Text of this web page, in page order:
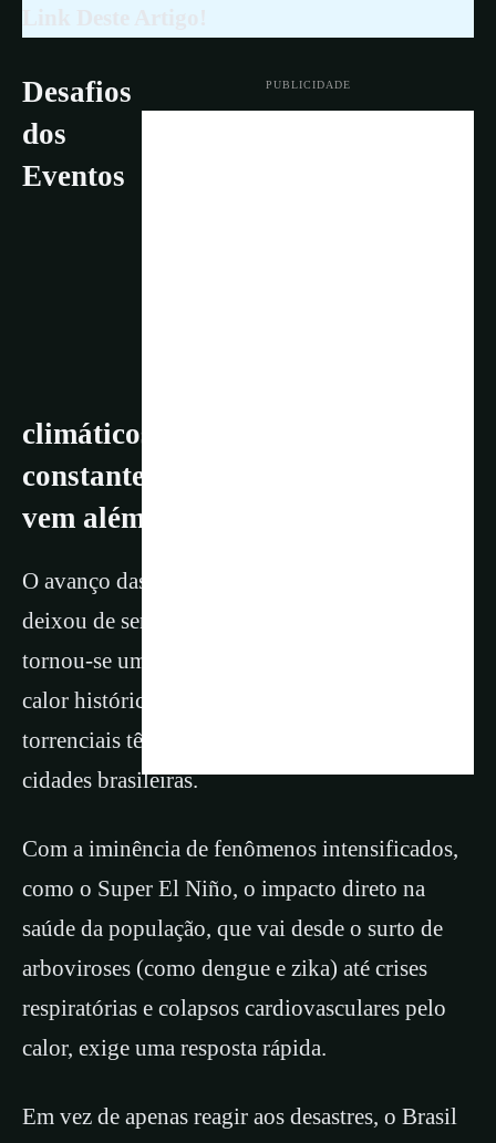
PUBLICIDADE
Desafios
dos
Eventos
climáticos Extremos são uma
constante: Super El Niño e o que
vem além dele
O avanço das mudanças climáticas globais
deixou de ser uma previsão para o futuro e
tornou-se uma realidade imediata. Ondas de
calor histórico, secas prolongadas e chuvas
torrenciais têm desafiado a infraestrutura das
cidades brasileiras.
Com a iminência de fenômenos intensificados,
como o Super El Niño, o impacto direto na
saúde da população, que vai desde o surto de
arboviroses (como dengue e zika) até crises
respiratórias e colapsos cardiovasculares pelo
calor, exige uma resposta rápida.
Em vez de apenas reagir aos desastres, o Brasil